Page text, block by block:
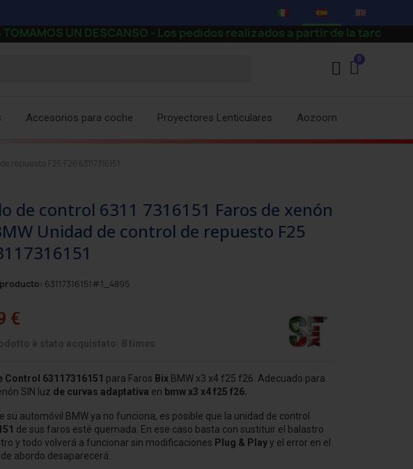
UN DESCANSO - Los pedidos realizados a partir de la tarde del día 7
Accesorios para coche Proyectores Lenticulares Aozoom
repuesto F25 F26 63117316151
de control 6311 7316151 Faros de xenón
Unidad de control de repuesto F25
63117316151#1_4895
€
Control 63117316151 para Faros Bix BMW x3 x4 f25 f26. Adecuado para
SIN luz de curvas adaptativa en bmw x3 x4 f25 f26.
su automóvil BMW ya no funciona, es posible que la unidad de control
de sus faros esté quemada. En ese caso basta con sustituir el balastro
y todo volverá a funcionar sin modificaciones Plug & Playy el error en el
abordo desaparecerá.